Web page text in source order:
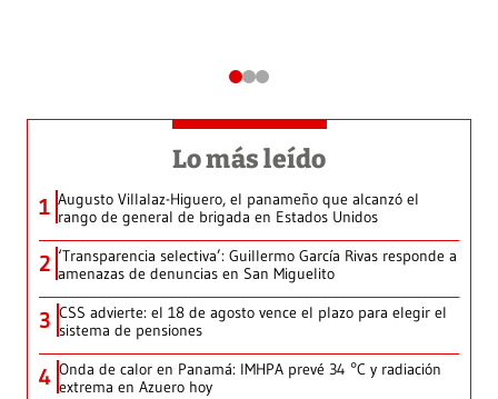
Lo más leído
1 Augusto Villalaz-Higuero, el panameño que alcanzó el
rango de general de brigada en Estados Unidos
2 ‘Transparencia selectiva’: Guillermo García Rivas responde a
amenazas de denuncias en San Miguelito
3 CSS advierte: el 18 de agosto vence el plazo para elegir el
sistema de pensiones
4 Onda de calor en Panamá: IMHPA prevé 34 °C y radiación
extrema en Azuero hoy